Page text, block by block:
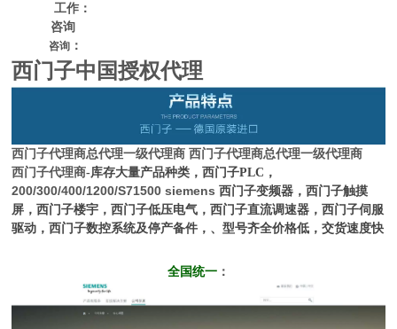
工作：
咨询
咨询 ：
西门子中国授权代理
西门子代理商总代理一级代理商 西门子代理商总代理一级代理商
西门子代理商-库存大量产品种类，西门子PLC，
200/300/400/1200/S71500 siemens西门子变频器，西门子触摸
屏，西门子楼宇，西门子低压电气，西门子直流调速器，西门子伺服
驱动，西门子数控系统及停产备件，、型号齐全价格低，交货速度快
全国统一：